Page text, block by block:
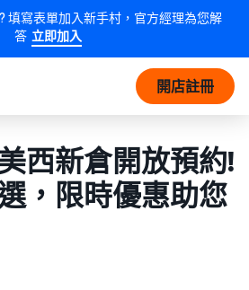
填寫表單加入新手村，官方經理為您解
答 立即加入
開店註冊
西新倉開放預約!
，限時優惠助您